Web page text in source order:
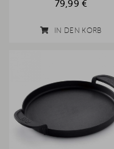
79,99 €
IN DEN KORB